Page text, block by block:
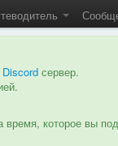
Discord сервер.
которое вы